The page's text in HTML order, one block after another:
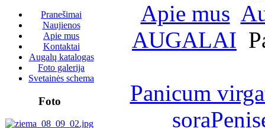
Pranešimai
Naujienos
Apie mus
Kontaktai
Augalų katalogas
Foto galerija
Svetainės schema
Foto
Apie mus
AUGALAI
Panicum
sora